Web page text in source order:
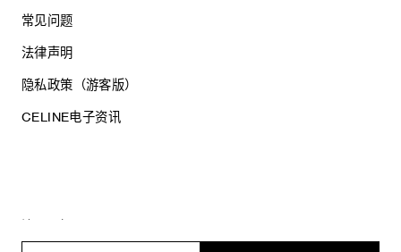
常见问题
法律声明
隐私政策（游客版）
CELINE电子资讯
思琳商贸（上海）有限公司